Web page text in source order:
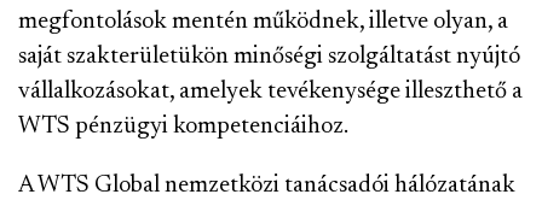
megfontolások mentén működnek, illetve olyan, a
saját szakterületükön minőségi szolgáltatást nyújtó
vállalkozásokat, amelyek tevékenysége illeszthető a
WTS pénzügyi kompetenciáihoz.
A WTS Global nemzetközi tanácsadói hálózatának